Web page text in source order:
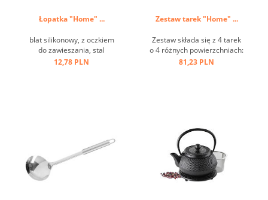
Łopatka "Home" ...
blat silikonowy, z oczkiem
do zawieszania, stal
nierdzewna ...
12,78 PLN
Zestaw tarek "Home" ...
Zestaw składa się z 4 tarek
o 4 różnych powierzchniach:
grubej, średniej, koronowej i
81,23 PLN